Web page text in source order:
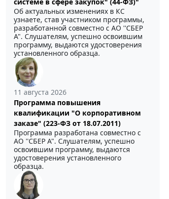
Об актуальных изменениях в КС
узнаете, став участником программы,
разработанной совместно с АО ''СБЕР
А". Слушателям, успешно освоившим
программу, выдаются удостоверения
установленного образца.
11 августа 2026
Программа повышения
квалификации "О корпоративном
заказе" (223-ФЗ от 18.07.2011)
Программа разработана совместно с
АО ''СБЕР А". Слушателям, успешно
освоившим программу, выдаются
удостоверения установленного
образца.